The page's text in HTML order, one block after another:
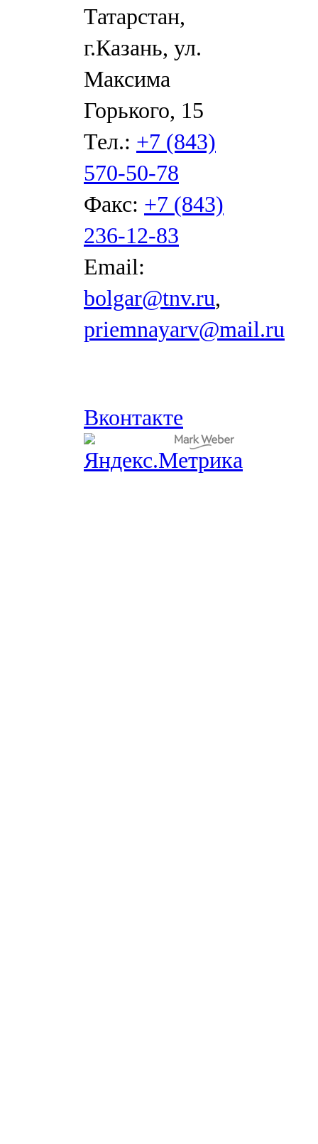
Татарстан,
г.Казань, ул.
Максима
Горького, 15
Тел.: +7 (843)
570-50-78
Факс: +7 (843)
236-12-83
Email:
bolgar@tnv.ru,
priemnayarv@mail.ru
Вконтакте